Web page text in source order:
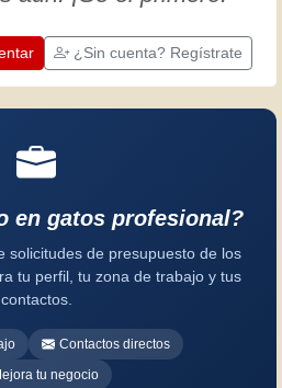
¿Sin cuenta? Regístrate
en gatos profesional?
solicitudes de presupuesto de los
tu perfil, tu zona de trabajo y tus
contactos.
Contactos directos
tu negocio